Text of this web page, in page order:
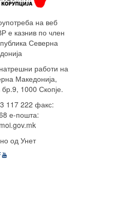
на веб
е казнив по член
Северна
работи на
Македонија,
1000 Скопје.
117 222 факс:
е-пошта:
од Унет